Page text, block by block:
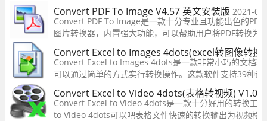
同时还可以指定Word文档转换为图片的范围。软件还具
的语言。
Convert PDF To Image V4.57 英文安装版 2021-
Convert PDF To Image是一款十分专业且功能出色的PDF
图片转换器，内置强大功能，可以帮助用户将PDF转换为
jpg、bmp、gif、emf、j2k、pcx、png等多种常见的图
件格式，您只需选择要转换的文件或者直接添加整个文件
夹，然后设置输出格式与输出目录即可
Convert Excel to Images 4dots(excel转图像转换
Convert Excel to Images 4dots是一款非常小巧的文档
可以通过简单的方式实行转换操作。这款软件支持39种
量转换，批量将excel转换为jpg、excel另存为jpg。为用
Convert Excel to Video 4dots(表格转视频) V1.0
Convert Excel to Video 4dots是一款十分好用的转换工
to Video 4dots可以吧表格文件快速的转换输出为视频格